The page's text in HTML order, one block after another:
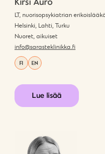
Kirsi Auro
LT, nuorisopsykiatrian
Helsinki, Lahti, Turku
Nuoret, aikuiset
info@sarasteklinikka.fi
FI EN
Lue lisää